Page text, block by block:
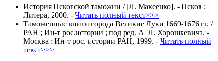
История Псковской таможни / [Л. Макеенко]. - Псков :
Литера, 2000. - Читать полный текст>>>
Таможенные книги города Великие Луки 1669-1676 гг. /
РАН ; Ин-т рос.истории ; под ред. А. Л. Хорошкевича. -
Москва : Ин-т рос. истории РАН, 1999. - Читать полный
текст>>>